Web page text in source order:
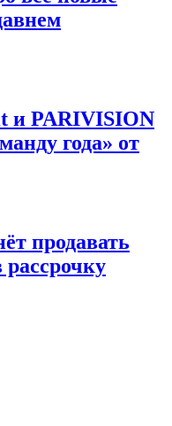
и PARIVISION
года» от
продавать